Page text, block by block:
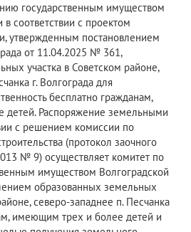
государственным имуществом
в соответствии с проектом
утвержденным постановлением
от 11.04.2025 № 361,
участка в Советском районе,
г. Волгограда для
бесплатно гражданам,
Распоряжение земельными
с решением комиссии по
(протокол заочного
№ 9) осуществляет комитет по
имуществом Волгоградской
образованных земельных
северо-западнее п. Песчанка
имеющим трех и более детей и